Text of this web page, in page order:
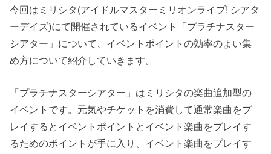
今回はミリシタ(アイドルマスターミリオンライブ! シアタ
ーデイズ)にて開催されているイベント「プラチナスター
シアター 」について、イベントポイントの効率のよい集
め方について紹介していきます。
「プラチナスターシアター」はミリシタの楽曲追加型の
イベントです。元気やチケットを消費して通常楽曲をプ
レイするとイベントポイントとイベント楽曲をプレイす
るためのポイントが手に入り、イベント楽曲をプレイす